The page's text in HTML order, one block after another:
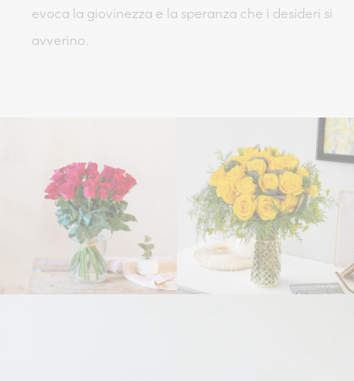
evoca la giovinezza e la speranza che i desideri si
avverino.